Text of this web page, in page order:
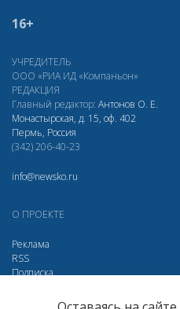
16+
УЧРЕДИТЕЛЬ
ООО «РИА ИД «Компаньон»
РЕДАКЦИЯ
Главный редактор: Антонов О. Е.
Монастырская, д. 15, оф. 402
Пермь, Россия
(342) 206-40-23
info@newsko.ru
О ПРОЕКТЕ
Реклама
RSS
Подписка
Одноклассники